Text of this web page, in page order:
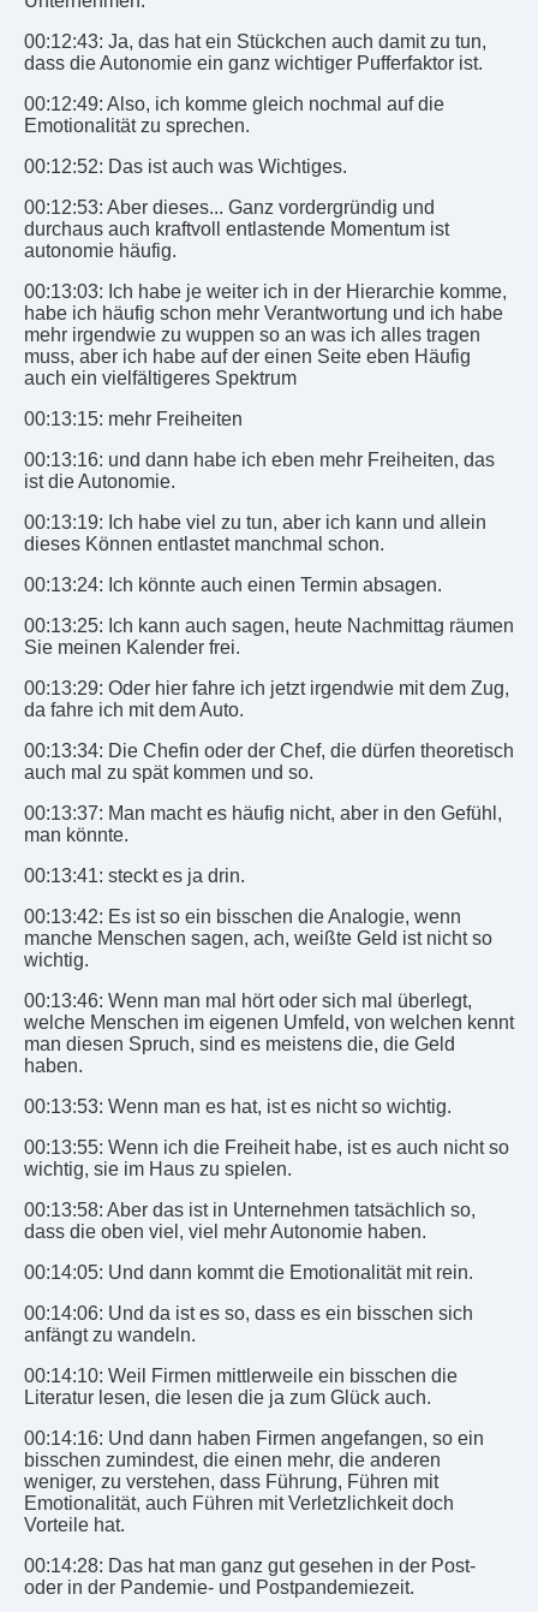
00:12:43: Ja, das hat ein Stückchen auch damit zu tun,
dass die Autonomie ein ganz wichtiger Pufferfaktor ist.
00:12:49: Also, ich komme gleich nochmal auf die
Emotionalität zu sprechen.
00:12:52: Das ist auch was Wichtiges.
00:12:53: Aber dieses... Ganz vordergründig und
durchaus auch kraftvoll entlastende Momentum ist
autonomie häufig.
00:13:03: Ich habe je weiter ich in der Hierarchie komme,
habe ich häufig schon mehr Verantwortung und ich habe
mehr irgendwie zu wuppen so an was ich alles tragen
muss, aber ich habe auf der einen Seite eben Häufig
auch ein vielfältigeres Spektrum
00:13:15: mehr Freiheiten
00:13:16: und dann habe ich eben mehr Freiheiten, das
ist die Autonomie.
00:13:19: Ich habe viel zu tun, aber ich kann und allein
dieses Können entlastet manchmal schon.
00:13:24: Ich könnte auch einen Termin absagen.
00:13:25: Ich kann auch sagen, heute Nachmittag räumen
Sie meinen Kalender frei.
00:13:29: Oder hier fahre ich jetzt irgendwie mit dem Zug,
da fahre ich mit dem Auto.
00:13:34: Die Chefin oder der Chef, die dürfen theoretisch
auch mal zu spät kommen und so.
00:13:37: Man macht es häufig nicht, aber in den Gefühl,
man könnte.
00:13:41: steckt es ja drin.
00:13:42: Es ist so ein bisschen die Analogie, wenn
manche Menschen sagen, ach, weißte Geld ist nicht so
wichtig.
00:13:46: Wenn man mal hört oder sich mal überlegt,
welche Menschen im eigenen Umfeld, von welchen kennt
man diesen Spruch, sind es meistens die, die Geld
haben.
00:13:53: Wenn man es hat, ist es nicht so wichtig.
00:13:55: Wenn ich die Freiheit habe, ist es auch nicht so
wichtig, sie im Haus zu spielen.
00:13:58: Aber das ist in Unternehmen tatsächlich so,
dass die oben viel, viel mehr Autonomie haben.
00:14:05: Und dann kommt die Emotionalität mit rein.
00:14:06: Und da ist es so, dass es ein bisschen sich
anfängt zu wandeln.
00:14:10: Weil Firmen mittlerweile ein bisschen die
Literatur lesen, die lesen die ja zum Glück auch.
00:14:16: Und dann haben Firmen angefangen, so ein
bisschen zumindest, die einen mehr, die anderen
weniger, zu verstehen, dass Führung, Führen mit
Emotionalität, auch Führen mit Verletzlichkeit doch
Vorteile hat.
00:14:28: Das hat man ganz gut gesehen in der Post-
oder in der Pandemie- und Postpandemiezeit.